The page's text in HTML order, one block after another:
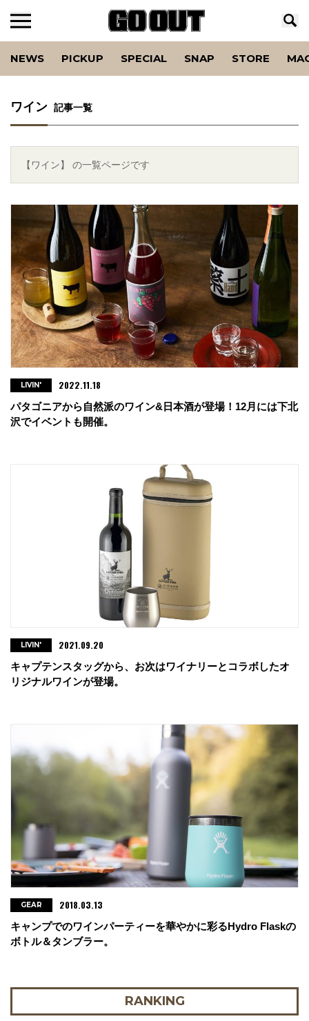
NEWS PICKUP SPECIAL SNAP STORE
ワイン 記事一覧
【ワイン】 の一覧ページです
パタゴニアから自然派のワイン&日本酒が登場！12月には下北
沢でイベントも開催。
LIVIN' 2022.11.18
キャプテンスタッグから、お次はワイナリーとコラボしたオ
リジナルワインが登場。
LIVIN' 2021.09.20
キャンプでのワインパーティーを華やかに彩るHydro Flaskの
ボトル＆タンブラー。
GEAR 2018.03.13
RANKING